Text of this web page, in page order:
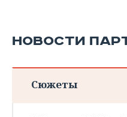
НОВОСТИ
Сюжеты